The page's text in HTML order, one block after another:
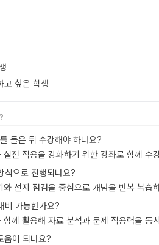
고 싶은 학생
들은 뒤 수강해야 하나요?
실전 적용을 강화하기 위한 강좌로 함께 수
식으로 진행되나요?
선지 점검을 중심으로 개념을 반복 복습
비 가능한가요?
함께 활용해 자료 분석과 문제 적용력을 동
움이 되나요?